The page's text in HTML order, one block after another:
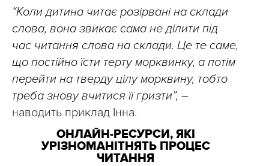
“Коли дитина читає розірвані на склади
слова, вона звикає сама не ділити під
час читання слова на склади. Це те саме,
що постійно їсти терту морквинку, а потім
перейти на тверду цілу морквину, тобто
треба знову вчитися її гризти”, –
наводить приклад Інна.
ОНЛАЙН-РЕСУРСИ, ЯКІ
УРІЗНОМАНІТНЯТЬ ПРОЦЕС
ЧИТАННЯ